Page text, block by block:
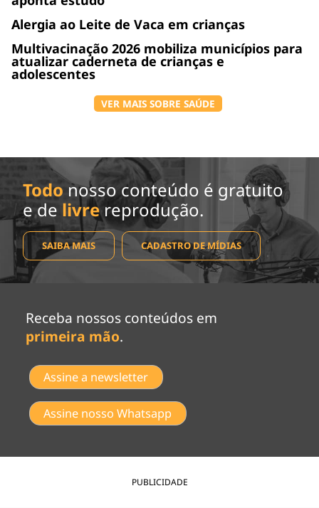
Alergia ao Leite de Vaca em crianças
Multivacinação 2026 mobiliza municípios para
atualizar caderneta de crianças e
adolescentes
VER MAIS SOBRE SAÚDE
Todo nosso conteúdo é gratuito
e de livrereprodução.
SAIBA MAIS CADASTRO DE MÍDIAS
Receba nossos conteúdos em
primeira mão.
Assine a newsletter
Assine nosso Whatsapp
PUBLICIDADE